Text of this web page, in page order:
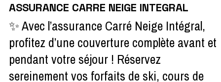
ASSURANCE CARRE NEIGE INTEGRAL
✨ Avec l’assurance Carré Neige Intégral,
profitez d’une couverture complète avant et
pendant votre séjour ! Réservez
sereinement vos forfaits de ski, cours de